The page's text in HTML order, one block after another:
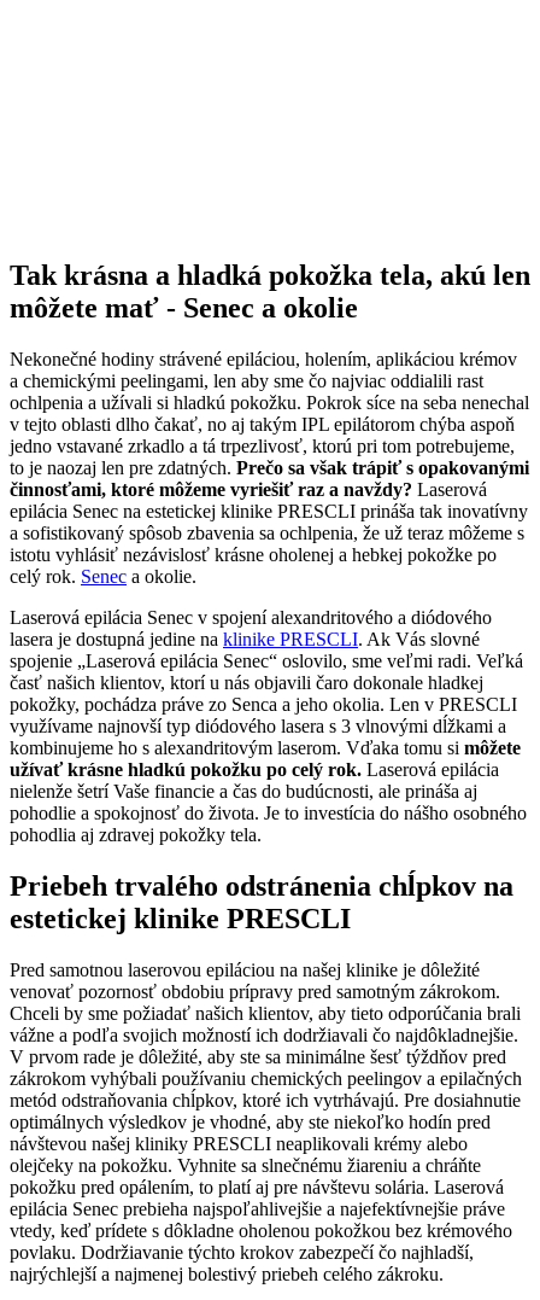
Tak krásna a hladká pokožka tela, akú len
môžete mať - Senec a okolie
Nekonečné hodiny strávené epiláciou, holením, aplikáciou krémov
a chemickými peelingami, len aby sme čo najviac oddialili rast
ochlpenia a užívali si hladkú pokožku. Pokrok síce na seba nenechal
v tejto oblasti dlho čakať, no aj takým IPL epilátorom chýba aspoň
jedno vstavané zrkadlo a tá trpezlivosť, ktorú pri tom potrebujeme,
to je naozaj len pre zdatných. Prečo sa však trápiť s opakovanými
činnosťami, ktoré môžeme vyriešiť raz a navždy? Laserová
epilácia Senec na estetickej klinike PRESCLI prináša tak inovatívny
a sofistikovaný spôsob zbavenia sa ochlpenia, že už teraz môžeme s
istotu vyhlásiť nezávislosť krásne oholenej a hebkej pokožke po
celý rok. Senec a okolie.
Laserová epilácia Senec v spojení alexandritového a diódového
lasera je dostupná jedine na klinike PRESCLI. Ak Vás slovné
spojenie „Laserová epilácia Senec“ oslovilo, sme veľmi radi. Veľká
časť našich klientov, ktorí u nás objavili čaro dokonale hladkej
pokožky, pochádza práve zo Senca a jeho okolia. Len v PRESCLI
využívame najnovší typ diódového lasera s 3 vlnovými dĺžkami a
kombinujeme ho s alexandritovým laserom. Vďaka tomu si môžete
užívať krásne hladkú pokožku po celý rok. Laserová epilácia
nielenže šetrí Vaše financie a čas do budúcnosti, ale prináša aj
pohodlie a spokojnosť do života. Je to investícia do nášho osobného
pohodlia aj zdravej pokožky tela.
Priebeh trvalého odstránenia chĺpkov na
estetickej klinike PRESCLI
Pred samotnou laserovou epiláciou na našej klinike je dôležité
venovať pozornosť obdobiu prípravy pred samotným zákrokom.
Chceli by sme požiadať našich klientov, aby tieto odporúčania brali
vážne a podľa svojich možností ich dodržiavali čo najdôkladnejšie.
V prvom rade je dôležité, aby ste sa minimálne šesť týždňov pred
zákrokom vyhýbali používaniu chemických peelingov a epilačných
metód odstraňovania chĺpkov, ktoré ich vytrhávajú. Pre dosiahnutie
optimálnych výsledkov je vhodné, aby ste niekoľko hodín pred
návštevou našej kliniky PRESCLI neaplikovali krémy alebo
olejčeky na pokožku. Vyhnite sa slnečnému žiareniu a chráňte
pokožku pred opálením, to platí aj pre návštevu solária. Laserová
epilácia Senec prebieha najspoľahlivejšie a najefektívnejšie práve
vtedy, keď prídete s dôkladne oholenou pokožkou bez krémového
povlaku. Dodržiavanie týchto krokov zabezpečí čo najhladší,
najrýchlejší a najmenej bolestivý priebeh celého zákroku.